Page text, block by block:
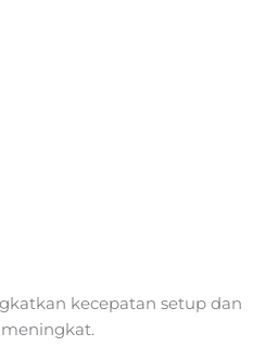
kecepatan setup dan